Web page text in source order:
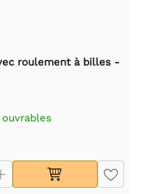
roulement à billes -